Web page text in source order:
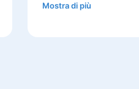
Mostra di più